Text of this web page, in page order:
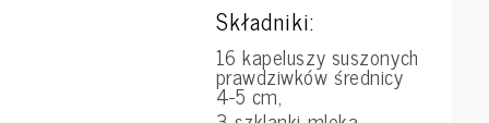
Składniki:
16 kapeluszy suszonych
prawdziwków średnicy
4-5 cm,